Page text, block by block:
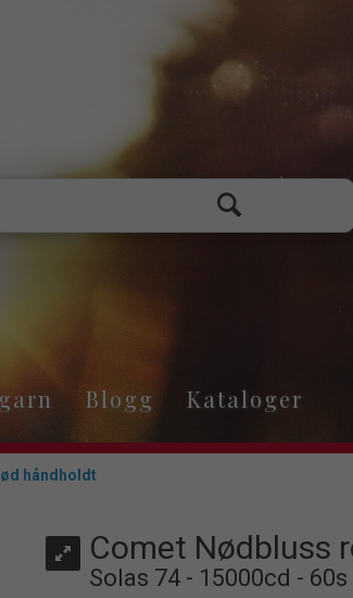
Blogg Kataloger
håndholdt
Comet Nødbluss
Solas 74 - 15000cd - 60s